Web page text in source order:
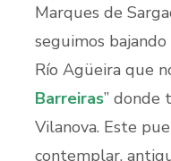
Marques de
seguimos
Río Agüeira que
Barreiras” donde
Vilanova. Este
contemplar,